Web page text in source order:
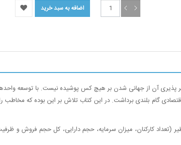
پذیری آن از جهانی شدن بر هیچ کس پوشیده نیست. با توسعه
گام بلندی برداشت. در این کتاب تلاش بر این بوده که
(تعداد کارکنان، میزان سرمایه، حجم دارایی، کل حجم فروش و